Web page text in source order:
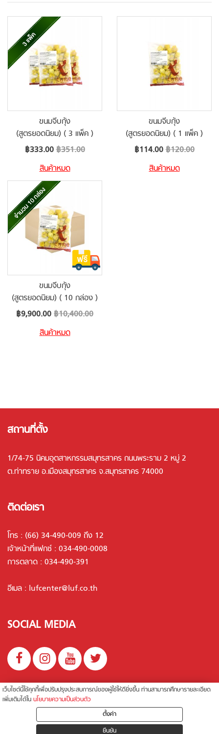
ขนมจีบกุ้ง
(สูตรยอดนิยม) ( 3 แพ็ค )
Special
Price
฿333.00฿351.00
สินค้าหมด
ขนมจีบกุ้ง
(สูตรยอดนิยม) ( 1 แพ็ค )
Special
Price
฿114.00฿120.00
สินค้าหมด
ขนมจีบกุ้ง
(สูตรยอดนิยม) ( 10 กล่อง )
Special
฿9,900.00฿10,400.00
สินค้าหมด
สถานที่ตั้ง
1/74-75 นิคมอุตสาหกรรมสมุทรสาคร ถนนพระราม 2 หมู่ 2
ต.ท่าทราย อ.เมืองสมุทรสาคร จ.สมุทรสาคร 74000
ติดต่อเรา
โทร : (66) 34-490-009 ถึง 12
เจ้าหน้าที่แฟกซ์ : 034-490-0008
การตลาด : 034-490-391
อีเมล : lufcenter@luf.co.th
SOCIAL MEDIA
นโยบายความเป็นส่วนตัว
©สงวนลิขสิทธิ์ 2019 บริษัท ลัคกี้ ยูเนี่ยน ฟู้ดส์ จำกัด
เว็บไซต์นี้ใช้คุกกี้เพื่อปรับปรุงประสบการณ์ของผู้ใช้ให้ดียิ่งขึ้น ท่านสามารถศึกษารายละเอียด
เพิ่มเติมได้ใน นโยบายความเป็นส่วนตัว
ตั้งค่า
ยืนยัน